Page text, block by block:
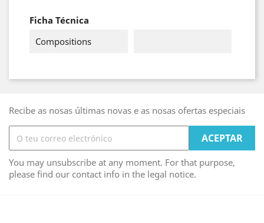
Ficha Técnica
Compositions
Recibe as nosas últimas novas e as nosas ofertas especiais
You may unsubscribe at any moment. For that purpose,
please find our contact info in the legal notice.